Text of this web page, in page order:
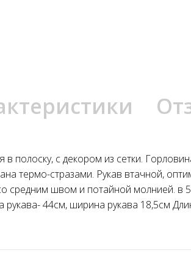
полоску, с декором из сетки.
термо-стразами. Рукав втачной,
средним швом и потайной молнией. в
44см, ширина рукава 18,5см